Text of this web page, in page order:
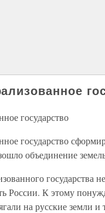
государство
государство
объединение
государства
России. К этому
на русские земли и